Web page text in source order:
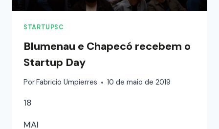
STARTUPSC
Blumenau e Chapecó recebem o
Startup Day
Por Fabricio Umpierres 10 de maio de 2019
18
MAI